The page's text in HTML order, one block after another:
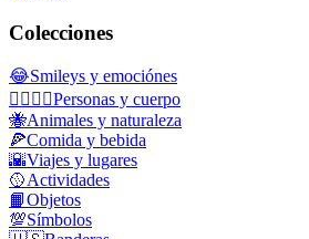
Colecciones
😂Smileys y emociónes
👩‍❤️‍💋‍👨Personas y cuerpo
🐝Animales y naturaleza
🍕Comida y bebida
🌇Viajes y lugares
🥎Actividades
📙Objetos
💯Símbolos